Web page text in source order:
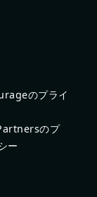
のプライ
のプ
ー